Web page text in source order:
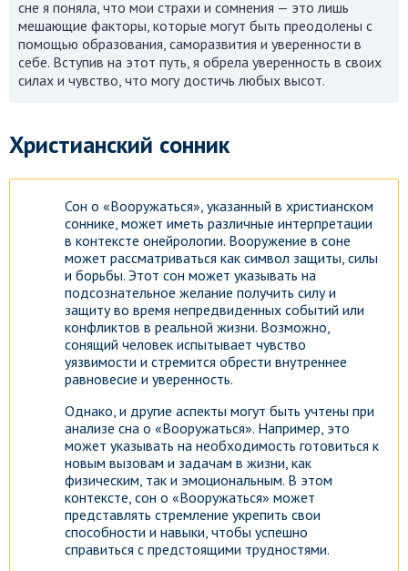
Посмотреть
сне я поняла, что мои страхи и сомнения — это лишь
мешающие факторы, которые могут быть преодолены с
помощью образования, саморазвития и уверенности в
себе. Вступив на этот путь, я обрела уверенность в своих
силах и чувство, что могу достичь любых высот.
Христианский сонник
Сон о «Вооружаться», указанный в христианском
соннике, может иметь различные интерпретации
в контексте онейрологии. Вооружение в соне
может рассматриваться как символ защиты, силы
и борьбы. Этот сон может указывать на
подсознательное желание получить силу и
защиту во время непредвиденных событий или
конфликтов в реальной жизни. Возможно,
сонящий человек испытывает чувство
уязвимости и стремится обрести внутреннее
равновесие и уверенность.
Однако, и другие аспекты могут быть учтены при
анализе сна о «Вооружаться». Например, это
может указывать на необходимость готовиться к
новым вызовам и задачам в жизни, как
физическим, так и эмоциональным. В этом
контексте, сон о «Вооружаться» может
представлять стремление укрепить свои
способности и навыки, чтобы успешно
справиться с предстоящими трудностями.